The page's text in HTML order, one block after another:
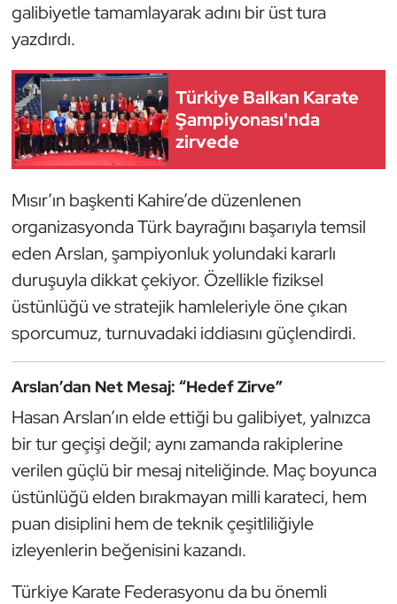
galibiyetle tamamlayarak adını bir üst tura
yazdırdı.
Türkiye Balkan Karate
Şampiyonası'nda
zirvede
Mısır’ın başkenti Kahire’de düzenlenen
organizasyonda Türk bayrağını başarıyla temsil
eden Arslan, şampiyonluk yolundaki kararlı
duruşuyla dikkat çekiyor. Özellikle fiziksel
üstünlüğü ve stratejik hamleleriyle öne çıkan
sporcumuz, turnuvadaki iddiasını güçlendirdi.
Arslan’dan Net Mesaj: “Hedef Zirve”
Hasan Arslan’ın elde ettiği bu galibiyet, yalnızca
bir tur geçişi değil; aynı zamanda rakiplerine
verilen güçlü bir mesaj niteliğinde. Maç boyunca
üstünlüğü elden bırakmayan milli karateci, hem
puan disiplini hem de teknik çeşitliliğiyle
izleyenlerin beğenisini kazandı.
Türkiye Karate Federasyonu da bu önemli
Futsal
Genel
Golf
Güreş
Halter
Hava Sporları
Hentbol
İşitme Engelli Sporcular
Judo ve Kuraş
Kano ve Rafting
Karate
Kayak